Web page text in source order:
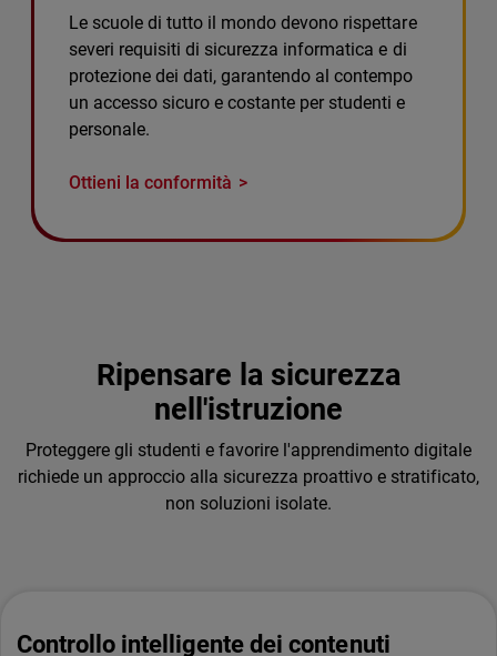
Le scuole di tutto il mondo devono rispettare
severi requisiti di sicurezza informatica e di
protezione dei dati, garantendo al contempo
un accesso sicuro e costante per studenti e
personale.
Ottieni la conformità
Ripensare la sicurezza
nell'istruzione
Proteggere gli studenti e favorire l'apprendimento digitale
richiede un approccio alla sicurezza proattivo e stratificato,
non soluzioni isolate.
Controllo intelligente dei contenuti